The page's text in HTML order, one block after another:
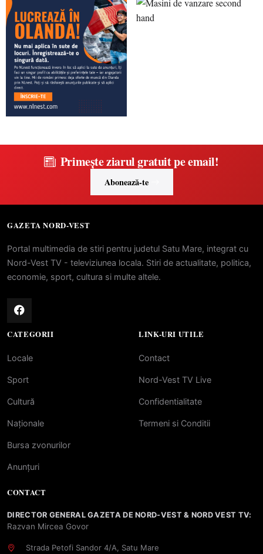
Primește ziarul gratuit pe email!
Abonează-te
GAZETA NORD-VEST
Portal multimedia de stiri pentru judetul Satu Mare, integrat cu
Nord-Vest TV - televiziunea locala. Stiri de actualitate, politica,
economie, sport, cultura si multe altele.
CATEGORII
Locale
Sport
Cultură
Naționale
Bursa zvonurilor
Anunțuri
LINK-URI UTILE
Contact
Nord-Vest TV Live
Confidentialitate
Termeni si Conditii
CONTACT
DIRECTOR GENERAL GAZETA DE NORD-VEST & NORD VEST TV:
Razvan Mircea Govor
Strada Petofi Sandor 4/A, Satu Mare